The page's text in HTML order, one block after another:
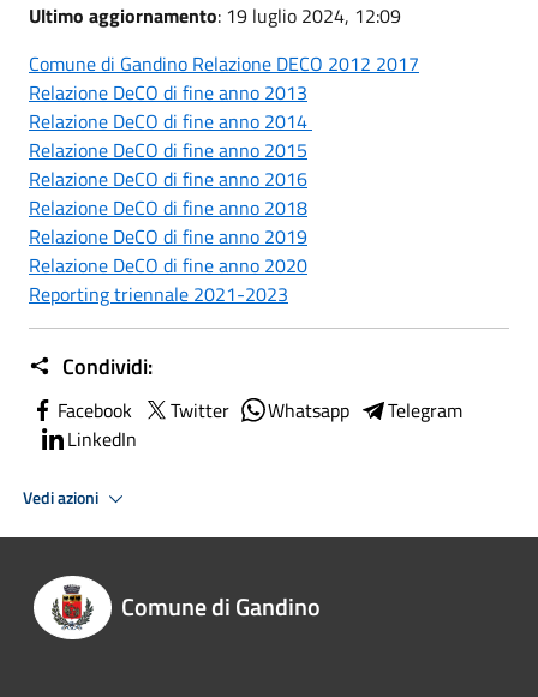
Ultimo aggiornamento: 19 luglio 2024, 12:09
Comune di Gandino Relazione DECO 2012 2017
Relazione DeCO di fine anno 2013
Relazione DeCO di fine anno 2014
Relazione DeCO di fine anno 2015
Relazione DeCO di fine anno 2016
Relazione DeCO di fine anno 2018
Relazione DeCO di fine anno 2019
Relazione DeCO di fine anno 2020
Reporting triennale 2021-2023
Condividi:
Facebook Twitter Whatsapp
Telegram
LinkedIn
Vedi azioni
Comune di Gandino